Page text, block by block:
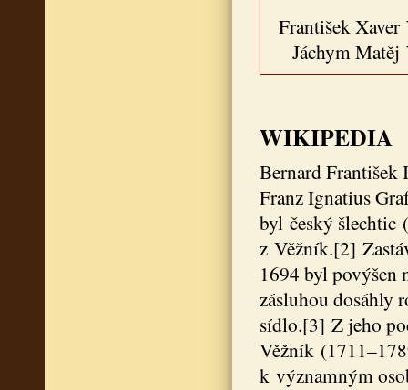
František
Jáchym
WIKIPEDIA
Bernard František
Franz Ignatius
byl český šlechtic
z Věžník.[2]
1694 byl povýšen
zásluhou dosáhly
sídlo.[3] Z jeho
Věžník
k významným